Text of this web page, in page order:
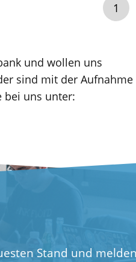
1
und wollen uns
sind mit der Aufnahme
bei uns unter:
Stand und